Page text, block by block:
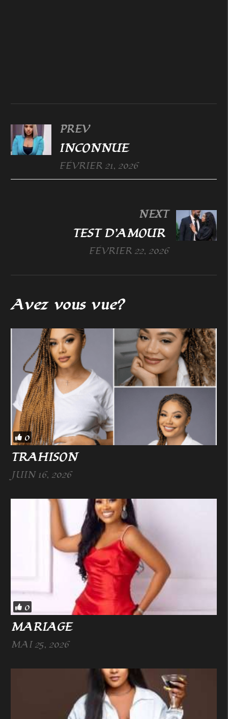
PREV
INCONNUE
FÉVRIER 21, 2026
NEXT
TEST D’AMOUR
FÉVRIER 22, 2026
Avez vous vue?
0
TRAHISON
JUIN 16, 2026
0
MARIAGE
MAI 25, 2026